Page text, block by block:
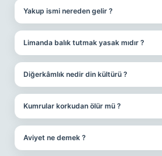
Yakup ismi nereden gelir ?
Limanda balık tutmak yasak mıdır ?
Diğerkâmlık nedir din kültürü ?
Kumrular korkudan ölür mü ?
Aviyet ne demek ?